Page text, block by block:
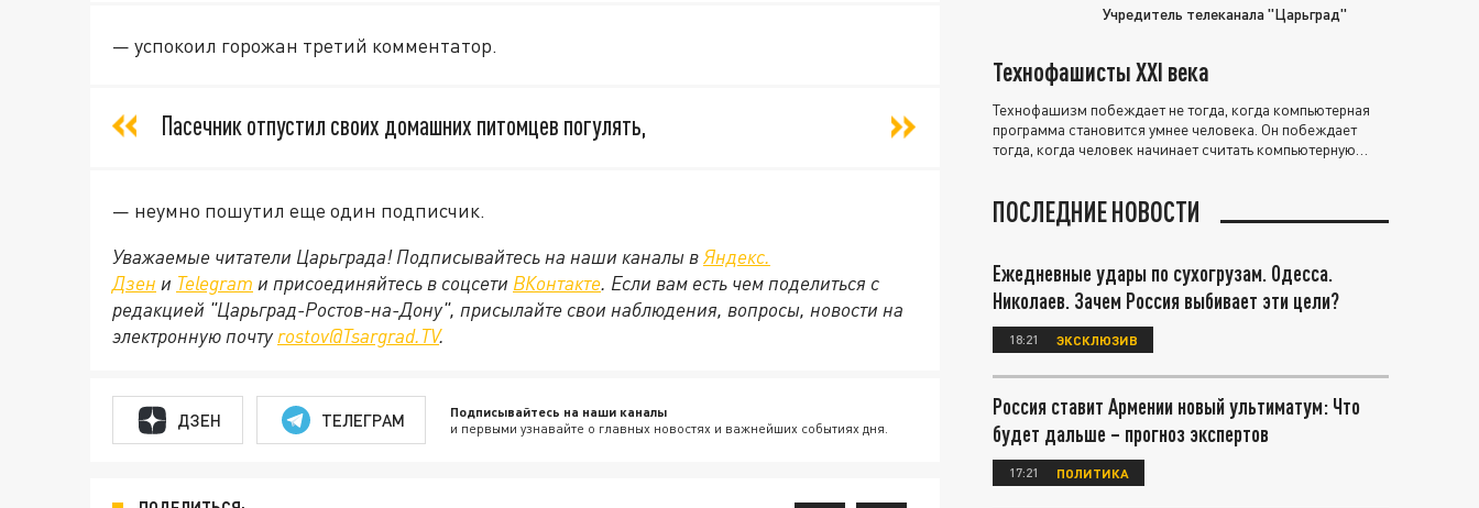
— успокоил горожан третий комментатор.
Пасечник отпустил своих домашних питомцев погулять,
— неумно пошутил еще один подписчик.
Уважаемые читатели Царьграда! Подписывайтесь на наши каналы вЯндекс.
Дзен и Telegram и присоединяйтесь в соцсети ВКонтакте. Если вам есть чем поделиться с
редакцией "Царьград-Ростов-на-Дону", присылайте свои наблюдения, вопросы, новости на
электронную почту rostov@Tsargrad.ТV.
ДЗЕН ТЕЛЕГРАМ Подписывайтесь на наши каналы
и первыми узнавайте о главных новостях и важнейших событиях дня.
Учредитель телеканала "Царьград"
Технофашисты XXI века
Технофашизм побеждает не тогда, когда компьютерная
программа становится умнее человека. Он побеждает
тогда, когда человек начинает считать компьютерную
ПОСЛЕДНИЕ НОВОСТИ
Ежедневные удары по сухогрузам. Одесса.
Николаев. Зачем Россия выбивает эти цели?
18:21 ЭКСКЛЮЗИВ
Россия ставит Армении новый ультиматум: Что
будет дальше – прогноз экспертов
17:21 ПОЛИТИКА